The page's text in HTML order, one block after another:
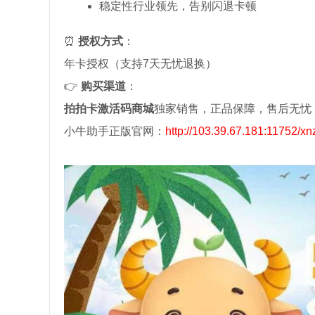
稳定性行业领先，告别闪退卡顿
⏰ 授权方式：
年卡授权（支持7天无忧退换）
👉 购买渠道：
拍拍卡激活码商城独家销售，正品保障，售后无忧
小牛助手正版官网： http://103.39.67.181:11752/